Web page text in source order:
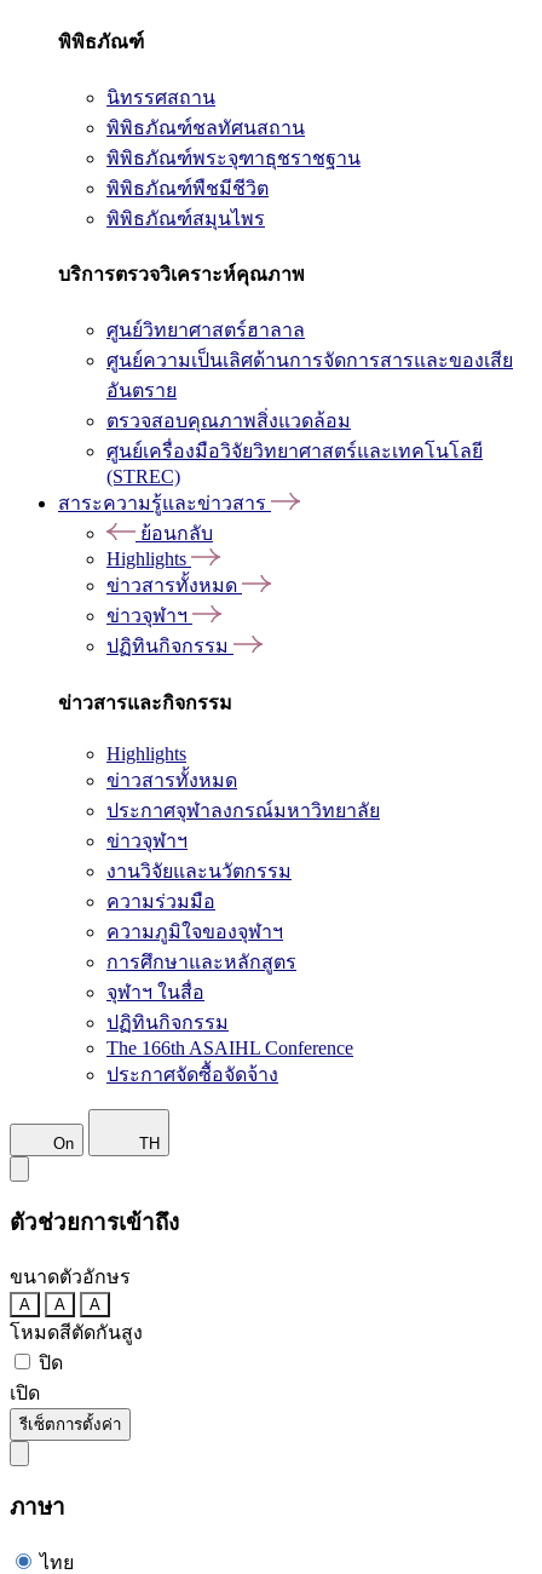
พิพิธภัณฑ์
นิทรรศสถาน
พิพิธภัณฑ์ชลทัศนสถาน
พิพิธภัณฑ์พระจุฑาธุชราชฐาน
พิพิธภัณฑ์พืชมีชีวิต
พิพิธภัณฑ์สมุนไพร
บริการตรวจวิเคราะห์คุณภาพ
ศูนย์วิทยาศาสตร์ฮาลาล
ศูนย์ความเป็นเลิศด้านการจัดการสารและของเสีย
อันตราย
ตรวจสอบคุณภาพสิ่งแวดล้อม
ศูนย์เครื่องมือวิจัยวิทยาศาสตร์และเทคโนโลยี
(STREC)
สาระความรู้และข่าวสาร
ย้อนกลับ
Highlights
ข่าวสารทั้งหมด
ข่าวจุฬาฯ
ปฏิทินกิจกรรม
ข่าวสารและกิจกรรม
Highlights
ข่าวสารทั้งหมด
ประกาศจุฬาลงกรณ์มหาวิทยาลัย
ข่าวจุฬาฯ
งานวิจัยและนวัตกรรม
ความร่วมมือ
ความภูมิใจของจุฬาฯ
การศึกษาและหลักสูตร
จุฬาฯ ในสื่อ
ปฏิทินกิจกรรม
The 166th ASAIHL Conference
ประกาศจัดซื้อจัดจ้าง
On TH
ตัวช่วยการเข้าถึง
ขนาดตัวอักษร
A A A
โหมดสีตัดกันสูง
ปิด
เปิด
รีเซ็ตการตั้งค่า
ภาษา
ไทย